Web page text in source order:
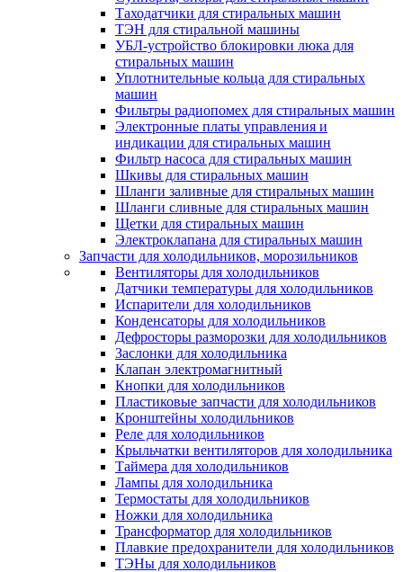
Таходатчики для стиральных машин
ТЭН для стиральной машины
УБЛ-устройство блокировки люка для
стиральных машин
Уплотнительные кольца для стиральных
машин
Фильтры радиопомех для стиральных машин
Электронные платы управления и
индикации для стиральных машин
Фильтр насоса для стиральных машин
Шкивы для стиральных машин
Шланги заливные для стиральных машин
Шланги сливные для стиральных машин
Щетки для стиральных машин
Электроклапана для стиральных машин
Запчасти для холодильников, морозильников
Вентиляторы для холодильников
Датчики температуры для холодильников
Испарители для холодильников
Конденсаторы для холодильников
Дефросторы разморозки для холодильников
Заслонки для холодильника
Клапан электромагнитный
Кнопки для холодильников
Пластиковые запчасти для холодильников
Кронштейны холодильников
Реле для холодильников
Крыльчатки вентиляторов для холодильника
Таймера для холодильников
Лампы для холодильника
Термостаты для холодильников
Ножки для холодильника
Трансформатор для холодильников
Плавкие предохранители для холодильников
ТЭНы для холодильников